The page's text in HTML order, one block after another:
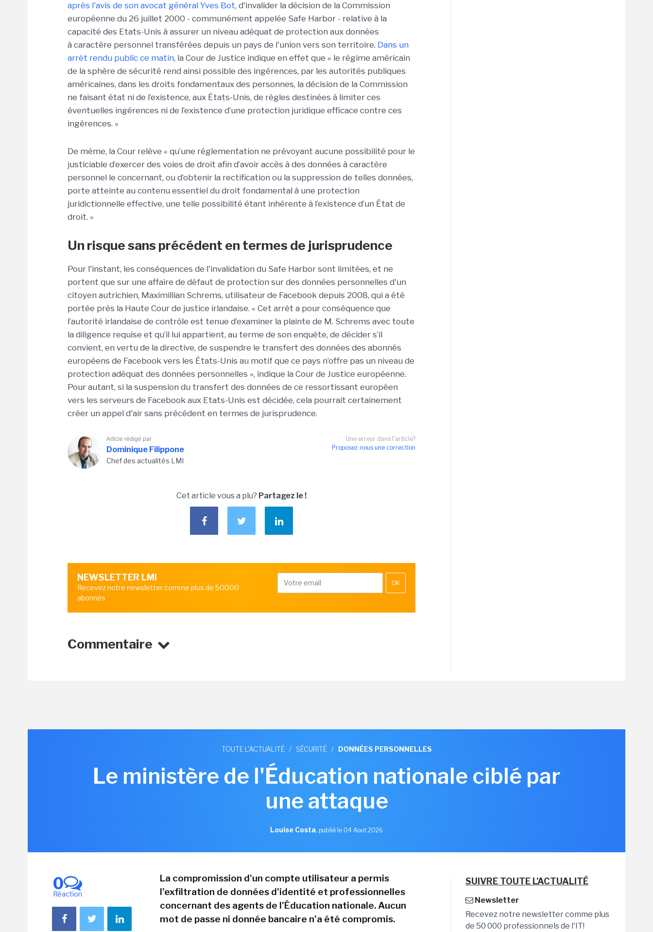
après l'avis de son avocat général Yves Bot, d'invalider la décision de la Commission
européenne du 26 juillet 2000 - communément appelée Safe Harbor - relative à la
capacité des Etats-Unis à assurer un niveau adéquat de protection aux données
à caractère personnel transférées depuis un pays de l'union vers son territoire. Dans un
arrêt rendu public ce matin, la Cour de Justice indique en effet que « le régime américain
de la sphère de sécurité rend ainsi possible des ingérences, par les autorités publiques
américaines, dans les droits fondamentaux des personnes, la décision de la Commission
ne faisant état ni de l’existence, aux États-Unis, de règles destinées à limiter ces
éventuelles ingérences ni de l’existence d’une protection juridique efficace contre ces
ingérences. »
De même, la Cour relève « qu’une réglementation ne prévoyant aucune possibilité pour le
justiciable d’exercer des voies de droit afin d’avoir accès à des données à caractère
personnel le concernant, ou d’obtenir la rectification ou la suppression de telles données,
porte atteinte au contenu essentiel du droit fondamental à une protection
juridictionnelle effective, une telle possibilité étant inhérente à l’existence d’un État de
droit. »
Un risque sans précédent en termes de jurisprudence
Pour l'instant, les conséquences de l'invalidation du Safe Harbor sont limitées, et ne
portent que sur une affaire de défaut de protection sur des données personnelles d'un
citoyen autrichien, Maximillian Schrems, utilisateur de Facebook depuis 2008, qui a été
portée près la Haute Cour de justice irlandaise. « Cet arrêt a pour conséquence que
l’autorité irlandaise de contrôle est tenue d’examiner la plainte de M. Schrems avec toute
la diligence requise et qu’il lui appartient, au terme de son enquête, de décider s’il
convient, en vertu de la directive, de suspendre le transfert des données des abonnés
européens de Facebook vers les États-Unis au motif que ce pays n’offre pas un niveau de
protection adéquat des données personnelles », indique la Cour de Justice européenne.
Pour autant, si la suspension du transfert des données de ce ressortissant européen
vers les serveurs de Facebook aux Etats-Unis est décidée, cela pourrait certainement
créer un appel d'air sans précédent en termes de jurisprudence.
Une erreur dans l'article?
Proposez-nous une correction
Article rédigé par
Dominique Filippone
Chef des actualités LMI
Cet article vous a plu? Partagez le !
NEWSLETTER LMI
Recevez notre newsletter comme plus de 50000
abonnés
OK
Commentaire
TOUTE L'ACTUALITÉ / SÉCURITÉ / DONNÉES PERSONNELLES
Le ministère de l'Éducation nationale ciblé par
une attaque
Louise Costa, publié le 04 Aout 2026
0
Réaction
La compromission d'un compte utilisateur a permis
l'exfiltration de données d'identité et professionnelles
concernant des agents de l'Éducation nationale. Aucun
mot de passe ni donnée bancaire n'a été compromis.
SUIVRE TOUTE L'ACTUALITÉ
Newsletter
Recevez notre newsletter comme plus
de 50 000 professionnels de l'IT!